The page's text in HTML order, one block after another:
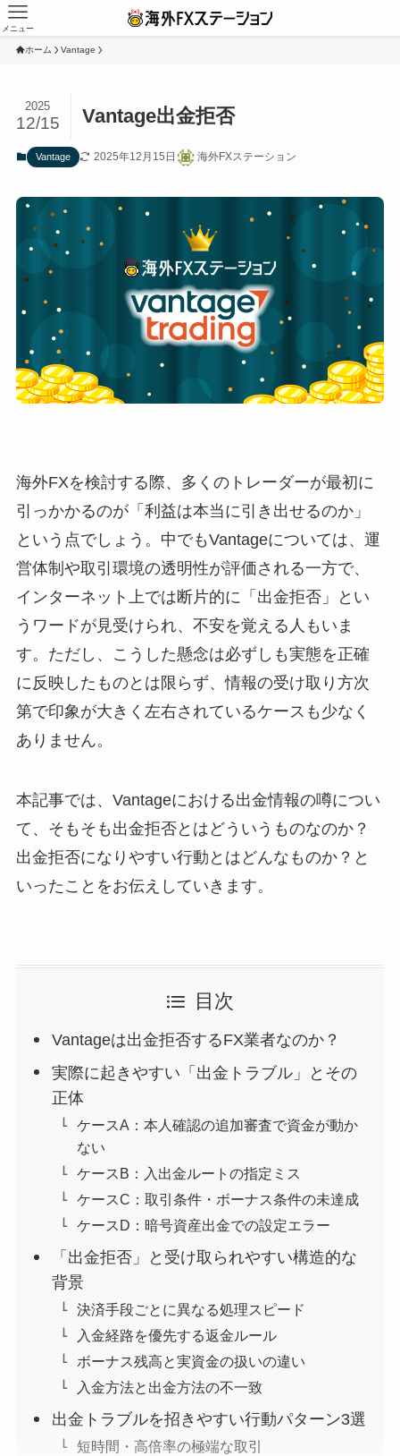
メニュー
ホーム Vantage
Vantage出金拒否
2025
12/15
Vantage 2025年12月15日 海外FXステーション
海外FXを検討する際、多くのトレーダーが最初に
引っかかるのが「利益は本当に引き出せるのか」
という点でしょう。中でもVantageについては、運
営体制や取引環境の透明性が評価される一方で、
インターネット上では断片的に「出金拒否」とい
うワードが見受けられ、不安を覚える人もいま
す。ただし、こうした懸念は必ずしも実態を正確
に反映したものとは限らず、情報の受け取り方次
第で印象が大きく左右されているケースも少なく
ありません。
本記事では、Vantageにおける出金情報の噂につい
て、そもそも出金拒否とはどういうものなのか？
出金拒否になりやすい行動とはどんなものか？と
いったことをお伝えしていきます。
目次
Vantageは出金拒否するFX業者なのか？
実際に起きやすい「出金トラブル」とその
正体
ケースA：本人確認の追加審査で資金が動か
ない
ケースB：入出金ルートの指定ミス
ケースC：取引条件・ボーナス条件の未達成
ケースD：暗号資産出金での設定エラー
「出金拒否」と受け取られやすい構造的な
背景
決済手段ごとに異なる処理スピード
入金経路を優先する返金ルール
ボーナス残高と実資金の扱いの違い
入金方法と出金方法の不一致
出金トラブルを招きやすい行動パターン3選
短時間・高倍率の極端な取引